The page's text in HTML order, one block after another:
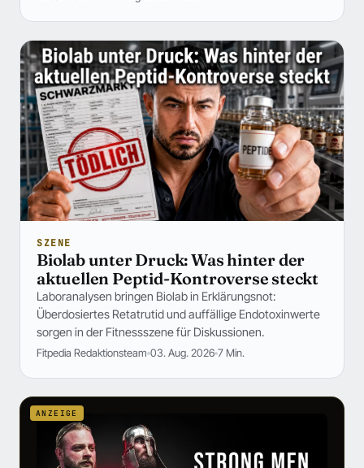
SZENE
Biolab unter Druck: Was hinter der
aktuellen Peptid-Kontroverse steckt
Laboranalysen bringen Biolab in Erklärungsnot:
Überdosiertes Retatrutid und auffällige Endotoxinwerte
sorgen in der Fitnessszene für Diskussionen.
Fitpedia Redaktionsteam 03. Aug. 2026 7 Min.
ANZEIGE